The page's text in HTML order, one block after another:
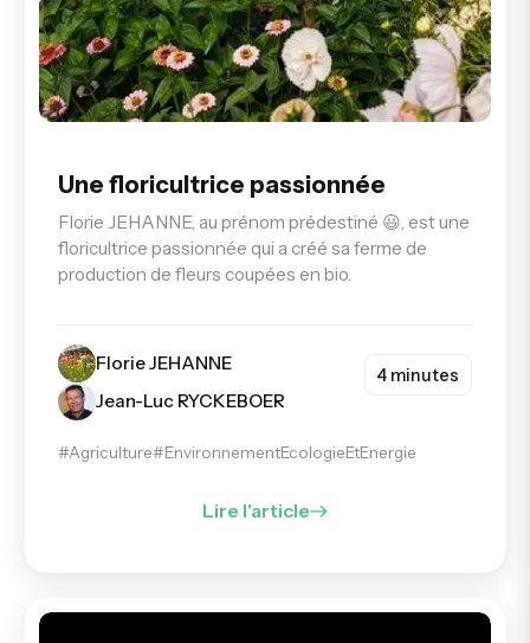
Une floricultrice passionnée
Florie JEHANNE, au prénom prédestiné 😃, est une
floricultrice passionnée qui a créé sa ferme de
production de fleurs coupées en bio.
Florie JEHANNE
Jean-Luc RYCKEBOER
4 minutes
#Agriculture#EnvironnementEcologieEtEnergie
Lire l'article